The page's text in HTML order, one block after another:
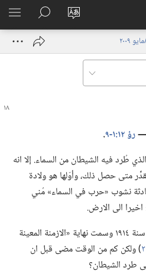
تغيير
الموقع
تسجيل
الدخول
نافذة
البحث
في
JW.‎ORG
—‏رؤ ١٢:‏١-‏٩
‏.‏
طُرد فيه الشيطان من السماء.‏ إلا انه
متى حصل ذلك،‏ وأوّلها هو ولادة
نشوب «حرب في السماء» مُني
الى الارض.‏
تشير الاسفار المقدسة بوضوح ان سنة ١٩١٤ وسمت نهاية «الازمنة المعينة
‏)‏ ولكن كم من الوقت مضى قبل ان
طرد الشيطان؟‏